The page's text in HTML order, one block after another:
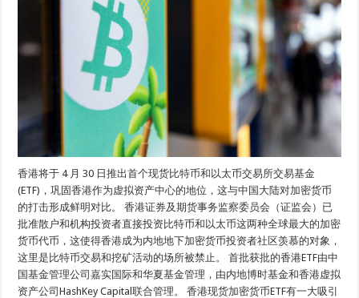
香港将于 4 月 30 日推出首个现货比特币和以太币交易所交易基金
(ETF)，巩固香港作为虚拟资产中心的地位，这与中国大陆对加密货币
的打击形成鲜明对比。 香港证券及期货事务监察委员会（证监会）已
批准散户和机构投资者直接投资比特币和以太币这两种全球最大的加密
货币代币，这使得香港成为内地地下加密货币投资者社区羡慕的对象，
这里是比特币交易和挖矿活动的场所被禁止。 首批获批的香港ETF由中
国基金管理公司嘉实国际和华夏基金管理，由内地博时基金和香港虚拟
资产公司HashKey Capital联合管理。 香港现货加密货币ETF有一大吸引